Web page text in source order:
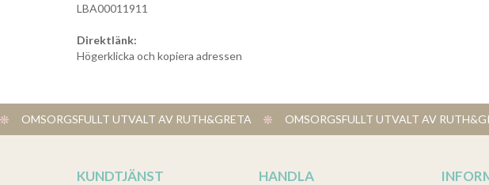
LBA00011911
Direktlänk:
Högerklicka och kopiera adressen
OMSORGSFULLT UTVALT AV RUTH&GRETA OMSORGSFULLT UTVALT AV
KUNDTJÄNST HANDLA